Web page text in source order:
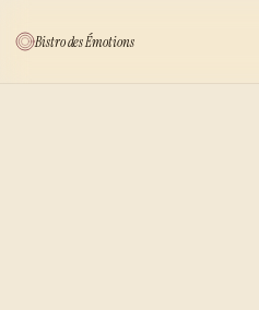
BistrodesÉmotions